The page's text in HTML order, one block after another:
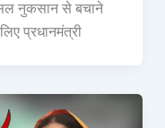
नुकसान से बचाने
प्रधानमंत्री